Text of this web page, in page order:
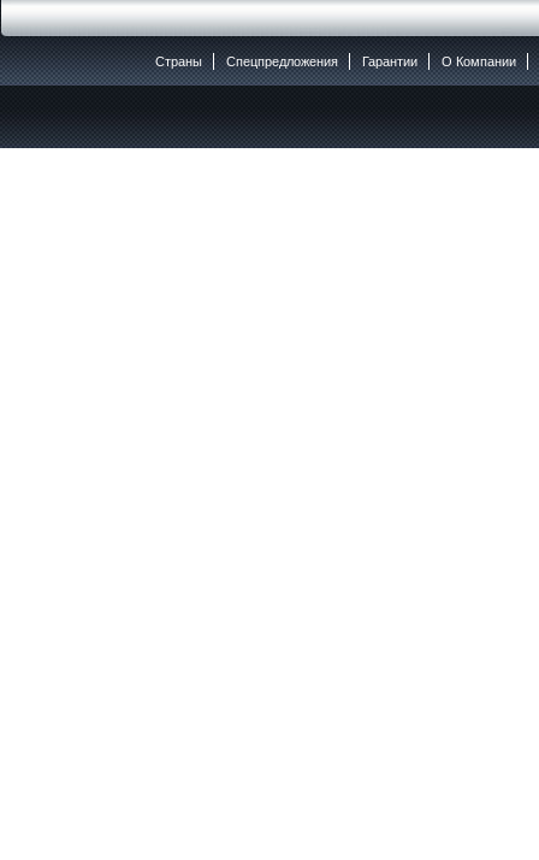
Страны Спецпредложения Гарантии O Компании